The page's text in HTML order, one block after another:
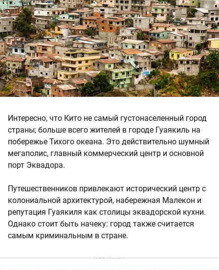
Интересно, что Кито не самый густонаселенный город
страны; больше всего жителей в городе Гуаякиль на
побережье Тихого океана. Это действительно шумный
мегаполис, главный коммерческий центр и основной
порт Эквадора.
Путешественников привлекают исторический центр с
колониальной архитектурой, набережная Малекон и
репутация Гуаякиля как столицы эквадорской кухни.
Однако стоит быть начеку: город также считается
самым криминальным в стране.